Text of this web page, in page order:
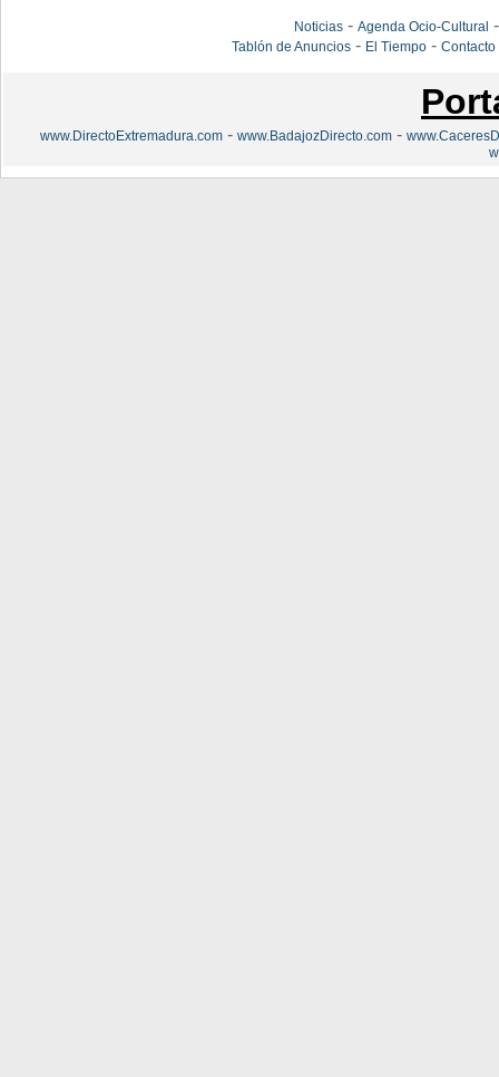
Noticias- Agenda Ocio-Cultural
Tablón de Anuncios- El Tiempo- Contacto
www.DirectoExtremadura.com - www.BadajozDirecto.com -